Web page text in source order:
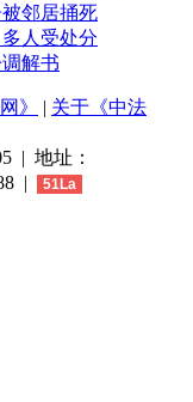
邻居捅死
人受处分
解书
》 | 关于《中法
| 地址：
|
51La